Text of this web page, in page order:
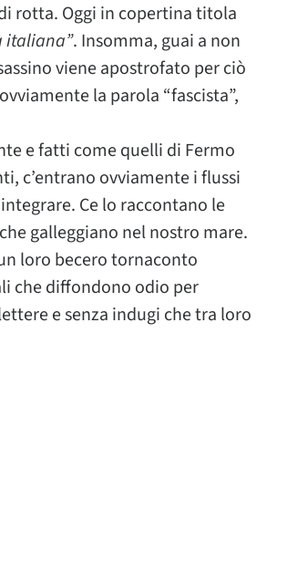
rotta. Oggi in copertina titola
italiana”. Insomma, guai a non
viene apostrofato per ciò
la parola “fascista”,
e fatti come quelli di Fermo
c’entrano ovviamente i flussi
Ce lo raccontano le
galleggiano nel nostro mare.
loro becero tornaconto
che diffondono odio per
e senza indugi che tra loro